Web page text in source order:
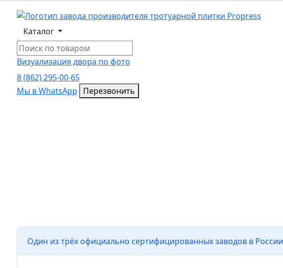
Логотип, переход на главную страницу
Каталог
Визуализация двора по фото
8 (862) 295-00-65
Мы в WhatsApp
Мы в WhatsApp
Перезвонить
Один из трёх официально сертифицированных заводов в России